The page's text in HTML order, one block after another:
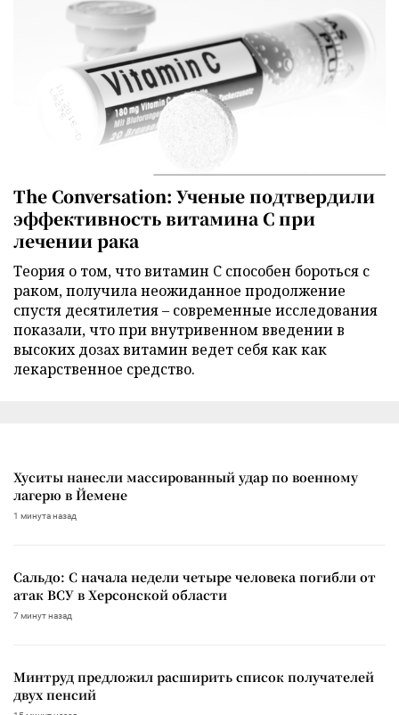
The Conversation: Ученые подтвердили
эффективность витамина C при
лечении рака
Теория о том, что витамин C способен бороться с
раком, получила неожиданное продолжение
спустя десятилетия – современные исследования
показали, что при внутривенном введении в
высоких дозах витамин ведет себя как как
лекарственное средство.
Хуситы нанесли массированный удар по военному
лагерю в Йемене
1 минута назад
Сальдо: С начала недели четыре человека погибли от
атак ВСУ в Херсонской области
7 минут назад
Минтруд предложил расширить список получателей
двух пенсий